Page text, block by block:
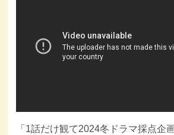
「1話だけ観て2024冬ドラマ採点企